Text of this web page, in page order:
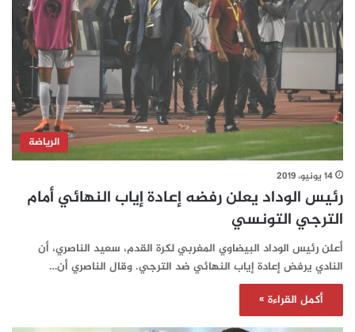
الرياضة
14 يونيو، 2019
رئيس الوداد يعلن رفضه إعادة إياب النهائي أمام
الترجي التونسي
أعلن رئيس الوداد البيضاوي المغربي لكرة القدم، سعيد الناصري، أن
النادي يرفض إعادة إياب النهائي ضد الترجي. وقال الناصري أن…
أكمل القراءة »